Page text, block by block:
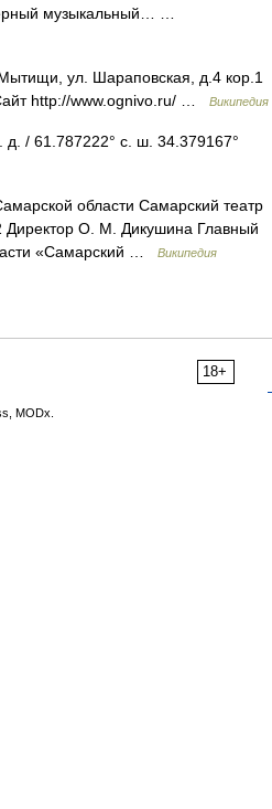
музыкальный… …
ул. Шараповская, д.4 кор.1
http://www.ognivo.ru/ …
Википедия
д. / 61.787222° с. ш. 34.379167°
области Самарский театр
Директор О. М. Дикушина Главный
«Самарский …
Википедия
18+
MODx.